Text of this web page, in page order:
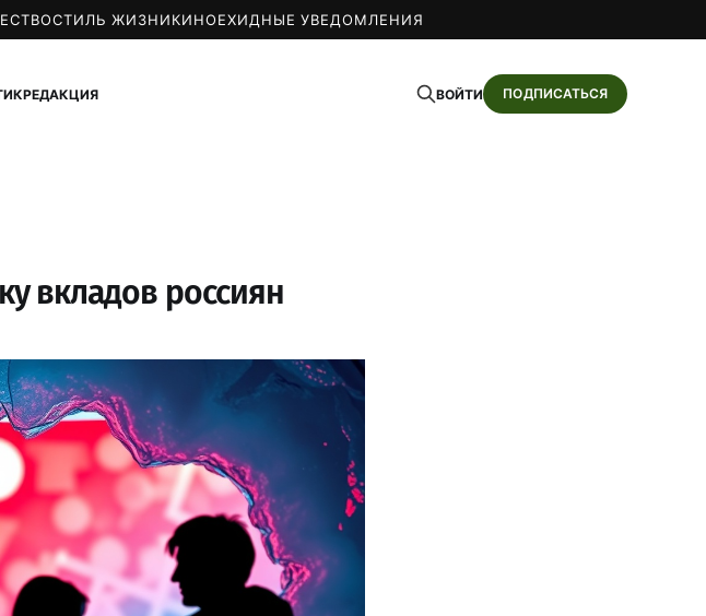
СТИЛЬ ЖИЗНИКИНОЕХИДНЫЕ УВЕДОМЛЕНИЯ
РЕДАКЦИЯ ВОЙТИ ПОДПИСАТЬСЯ
вкладов россиян